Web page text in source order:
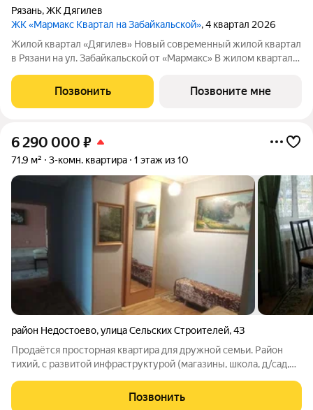
Рязань,ЖК Дягилев
ЖК «Мармакс Квартал на Забайкальской», 4 квартал 2026
Жилой квартал «Дягилев» Новый современный жилой квартал
в Рязани на ул. Забайкальской от «Мармакс» В жилом квартале
просторная, но одновременно камерная атмосфера. Здесь
«Мармакс» задает
Позвонить Позвоните мне
6 290 000 ₽
71,9 м² 3-комн. квартира 1 этаж из 10
район Недостоево,улица Сельских Строителей,4З
Продаётся просторная квартира для дружной семьи. Район
тихий, с развитой инфраструктурой (магазины, школа, д/сад,
(общественный транспорт во все уголки города). Дом свежий,
кирпичный, теплый. С
Позвонить